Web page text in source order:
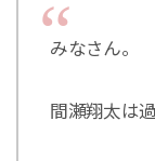
みなさん。
間瀬翔太は